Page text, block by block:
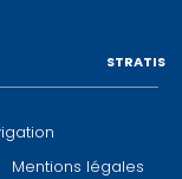
Mentions légales
STRATIS